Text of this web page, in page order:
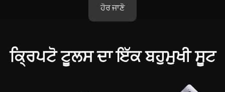
ਹੋਰ ਜਾਣੋ
ਕ੍ਰਿਪਟੋ ਟੂਲਸ ਦਾ ਇੱਕ ਬਹੁਮੁਖੀ ਸੂਟ